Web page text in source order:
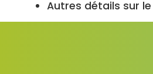
Autres détails sur